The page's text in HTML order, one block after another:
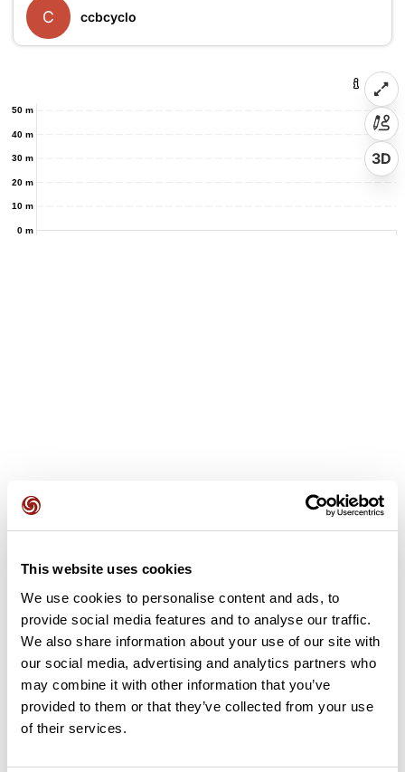
This website uses cookies
We use cookies to personalise content and ads, to
provide social media features and to analyse our traffic.
We also share information about your use of our site with
our social media, advertising and analytics partners who
may combine it with other information that you’ve
provided to them or that they’ve collected from your use
of their services.
C ccbcyclo
0 m
10 m
20 m
30 m
40 m
50 m
3D
Ajouter un avis
Découvrez ce parcours de vélo de 67,3 km à proximité de Pau.